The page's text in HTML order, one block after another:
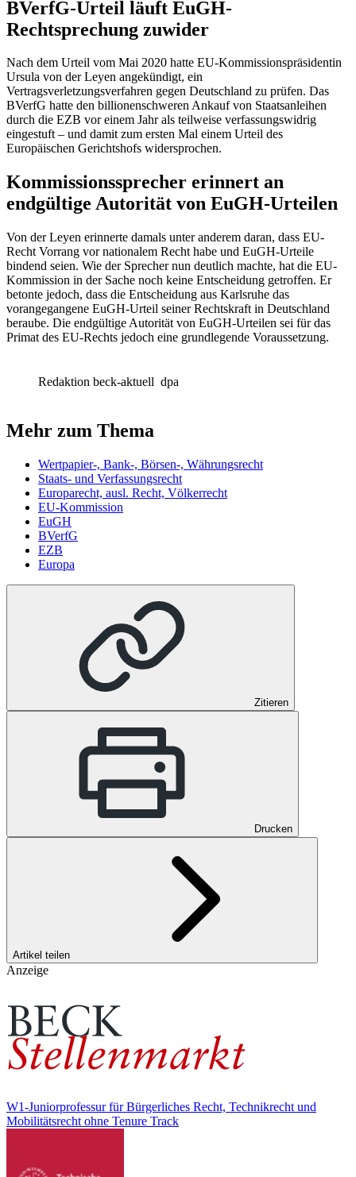
BVerfG-Urteil läuft EuGH-
Rechtsprechung zuwider
Nach dem Urteil vom Mai 2020 hatte EU-Kommissionspräsidentin
Ursula von der Leyen angekündigt, ein
Vertragsverletzungsverfahren gegen Deutschland zu prüfen. Das
BVerfG hatte den billionenschweren Ankauf von Staatsanleihen
durch die EZB vor einem Jahr als teilweise verfassungswidrig
eingestuft – und damit zum ersten Mal einem Urteil des
Europäischen Gerichtshofs widersprochen.
Kommissionssprecher erinnert an
endgültige Autorität von EuGH-Urteilen
Von der Leyen erinnerte damals unter anderem daran, dass EU-
Recht Vorrang vor nationalem Recht habe und EuGH-Urteile
bindend seien. Wie der Sprecher nun deutlich machte, hat die EU-
Kommission in der Sache noch keine Entscheidung getroffen. Er
betonte jedoch, dass die Entscheidung aus Karlsruhe das
vorangegangene EuGH-Urteil seiner Rechtskraft in Deutschland
beraube. Die endgültige Autorität von EuGH-Urteilen sei für das
Primat des EU-Rechts jedoch eine grundlegende Voraussetzung.
Redaktion beck-aktuell dpa
Mehr zum Thema
Wertpapier-, Bank-, Börsen-, Währungsrecht
Staats- und Verfassungsrecht
Europarecht, ausl. Recht, Völkerrecht
EU-Kommission
EuGH
BVerfG
EZB
Europa
Zitieren
Drucken
Artikel teilen
Anzeige
W1-Juniorprofessur für Bürgerliches Recht, Technikrecht und
Mobilitätsrecht ohne Tenure Track